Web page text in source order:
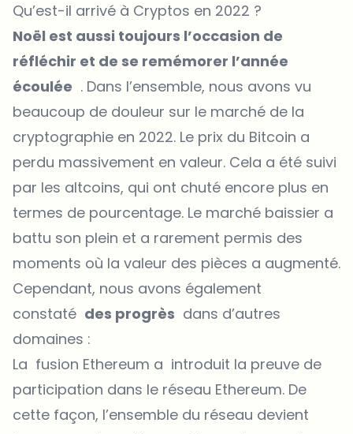
Qu’est-il arrivé à Cryptos en 2022 ?
Noël est aussi toujours l’occasion de
réfléchir et de se remémorer l’année
écoulée . Dans l’ensemble, nous avons vu
beaucoup de douleur sur le marché de la
cryptographie en 2022. Le prix du Bitcoin a
perdu massivement en valeur. Cela a été suivi
par les altcoins, qui ont chuté encore plus en
termes de pourcentage. Le marché baissier a
battu son plein et a rarement permis des
moments où la valeur des pièces a augmenté.
Cependant, nous avons également
constaté des progrès dans d’autres
domaines :
La fusion Ethereum a introduit la preuve de
participation dans le réseau Ethereum. De
cette façon, l’ensemble du réseau devient